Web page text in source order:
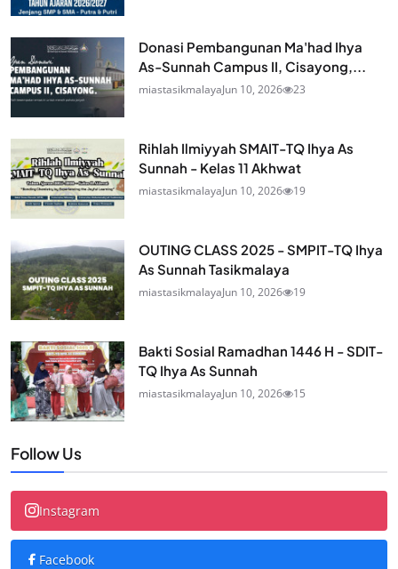
Donasi Pembangunan Ma'had Ihya
As-Sunnah Campus II, Cisayong,...
miastasikmalayaJun 10, 2026 23
Rihlah Ilmiyyah SMAIT-TQ Ihya As
Sunnah - Kelas 11 Akhwat
miastasikmalayaJun 10, 2026 19
OUTING CLASS 2025 - SMPIT-TQ Ihya
As Sunnah Tasikmalaya
miastasikmalayaJun 10, 2026 19
Bakti Sosial Ramadhan 1446 H - SDIT-
TQ Ihya As Sunnah
miastasikmalayaJun 10, 2026 15
Follow Us
Instagram
Facebook